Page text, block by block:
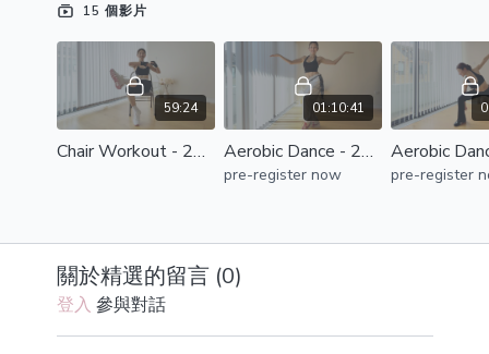
15 個影片
59:24
Chair Workout - 20260803
01:10:41
Aerobic Dance - 20260720
pre-register now pre-register
關於精選的留言 (0)
登入 參與對話